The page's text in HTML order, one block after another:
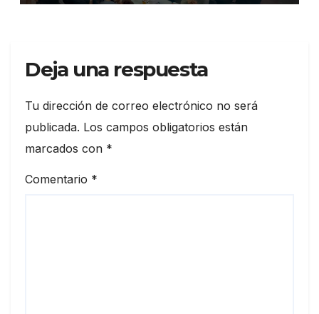
Deja una respuesta
Tu dirección de correo electrónico no será
publicada. Los campos obligatorios están
marcados con *
Comentario *